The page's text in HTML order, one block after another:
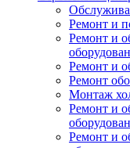
Ремонт и
Ремонт и
Ремонт и
Ремонт
Монтаж
Ремонт и
Ремонт и